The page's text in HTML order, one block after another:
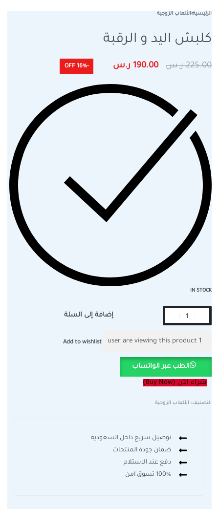
الرئيسية›الألعاب الزوجية
كلبش اليد و الرقبة
225.00 ر.س 190.00 ر.س -16% OFF
IN STOCK
إضافة إلى السلة
1
Add to wishlist
الطب عبر الواتساب
شراء الآن (Buy Now)
التصنيف: الألعاب الزوجية
توصيل سريع داخل السعودية
ضمان جودة المنتجات
دفع عند الاستلام
100% تسوق امن